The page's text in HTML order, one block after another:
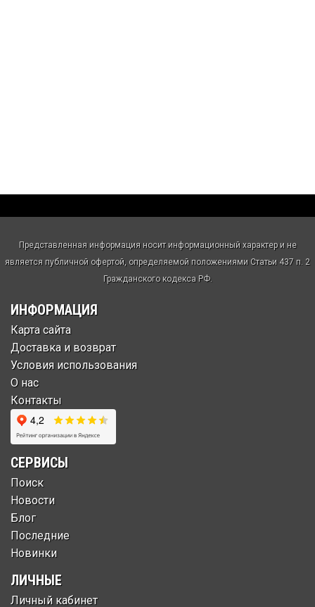
Представленная информация носит информационный характер и не
является публичной офертой, определяемой положениями Статьи 437 п. 2
Гражданского кодекса РФ.
ИНФОРМАЦИЯ
Карта сайта
Доставка и возврат
Условия использования
О нас
Контакты
СЕРВИСЫ
Поиск
Новости
Блог
Последние
Новинки
ЛИЧНЫЕ
Личный кабинет